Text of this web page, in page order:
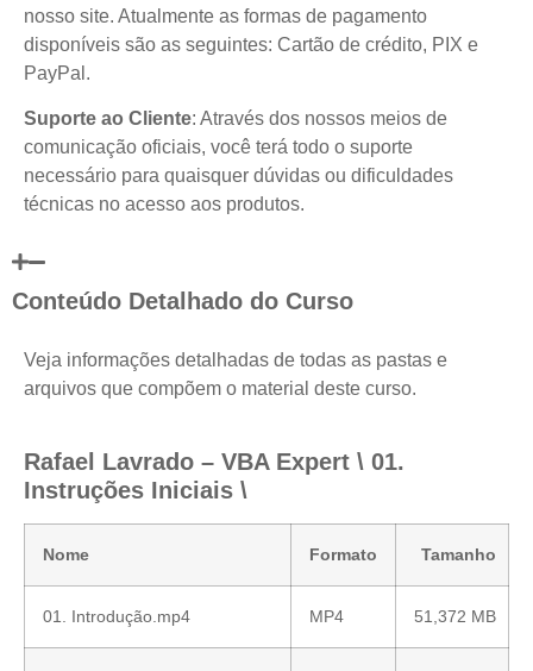
nosso site. Atualmente as formas de pagamento
disponíveis são as seguintes: Cartão de crédito, PIX e
PayPal.
Suporte ao Cliente: Através dos nossos meios de
comunicação oficiais, você terá todo o suporte
necessário para quaisquer dúvidas ou dificuldades
técnicas no acesso aos produtos.
Conteúdo Detalhado do Curso
Veja informações detalhadas de todas as pastas e
arquivos que compõem o material deste curso.
Rafael Lavrado – VBA Expert \ 01.
Instruções Iniciais \
Nome Formato Tamanho
01. Introdução.mp4 MP4 51,372 MB